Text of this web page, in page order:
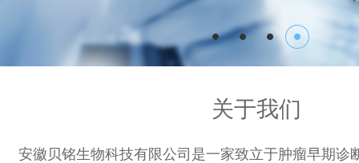
关于我们
安徽贝铭生物科技有限公司是一家致立于肿瘤早期诊